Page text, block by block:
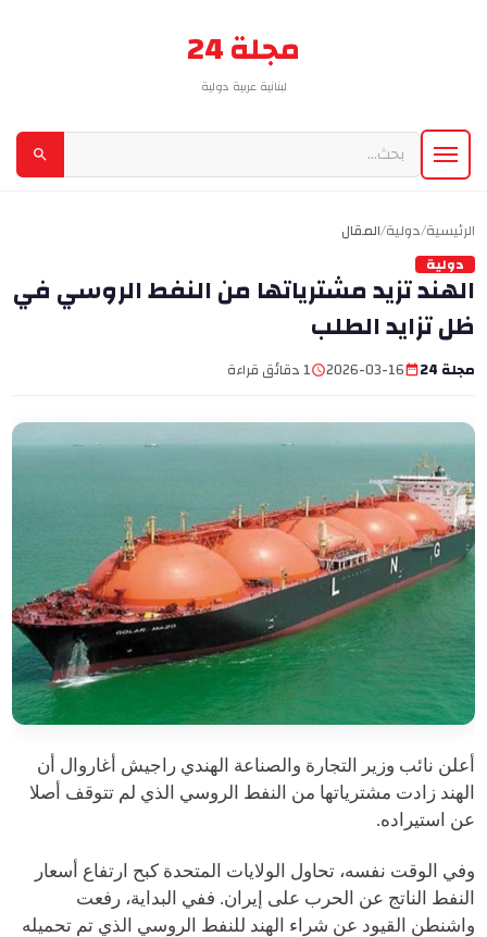
مجلة 24
لبنانية عربية دولية
الرئيسية/دولية/المقال
دولية
الهند تزيد مشترياتها من النفط الروسي في
ظل تزايد الطلب
مجلة 24 2026-03-16 1 دقائق قراءة
أعلن نائب وزير التجارة والصناعة الهندي راجيش أغاروال أن
الهند زادت مشترياتها من النفط الروسي الذي لم تتوقف أصلا
عن استيراده.
وفي الوقت نفسه، تحاول الولايات المتحدة كبح ارتفاع أسعار
النفط الناتج عن الحرب على إيران. ففي البداية، رفعت
واشنطن القيود عن شراء الهند للنفط الروسي الذي تم تحميله